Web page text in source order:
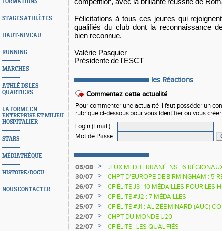
FORMATIONS
STAGES ATHLÈTES
HAUT-NIVEAU
RUNNING
MARCHES
ATHLÉ DS LES
QUARTIERS
LA FORME EN
ENTREPRISE ET MILIEU
HOSPITALIER
STARS
MÉDIATHÈQUE
HISTOIRE/DOCU
NOUS CONTACTER
compétition, avec la brillante réussite de
Félicitations à tous ces jeunes qui
qualifiés du club dont la reconnaissance
bien reconnue.
Valérie Pasquier
Présidente de l'ESCT
les Réactions
Commentez cette actualité
Pour commenter une actualité il faut posséder un
rubrique ci-dessous pour vous identifier ou vous
Login (Email)
:
Mot de Passe :
05/08 >
JEUX MÉDITERRANÉENS : 6
30/07
>
CHPT D'EUROPE DE BIRMINGHAM : 5
26/07
>
CF ÉLITE J3 : 10 MÉDAILLES POUR LES
26/07
>
CF ÉLITE #J2 : 7 MÉDAILLES
25/07
>
CF ÉLITE #J1 : ALIZÉE MINARD (AUC)
NATIONALE
22/07 >
CHPT DU MONDE U20
22/07
>
CF ÉLITE : LES QUALIFIÉS